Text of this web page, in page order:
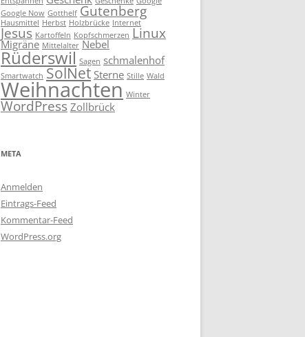
Google Now Gotthelf Gutenberg
Hausmittel Herbst Holzbrücke Internet
Jesus Kartoffeln Kopfschmerzen Linux
Migräne Mittelalter Nebel
Rüderswil Sagen schmalenhof
Smartwatch SolNet Sterne Stille Wald
Weihnachten Winter
WordPress Zollbrück
META
Anmelden
Eintrags-Feed
Kommentar-Feed
WordPress.org